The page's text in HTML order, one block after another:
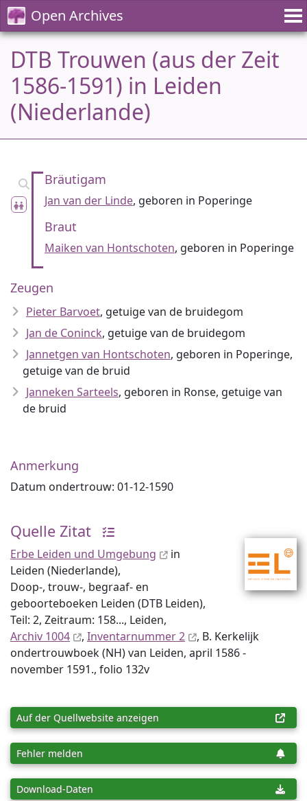
Open Archives
DTB Trouwen (aus der Zeit
1586-1591) in Leiden
(Niederlande)
Bräutigam
Jan van der Linde, geboren in Poperinge
Braut
Maiken van Hontschoten, geboren in Poperinge
Zeugen
Pieter Barvoet, getuige van de bruidegom
Jan de Coninck, getuige van de bruidegom
Jannetgen van Hontschoten, geboren in Poperinge,
getuige van de bruid
Janneken Sarteels, geboren in Ronse, getuige van
de bruid
Anmerkung
Datum ondertrouw: 01-12-1590
Quelle Zitat
Erbe Leiden und Umgebung
in
Leiden (Niederlande),
Doop-, trouw-, begraaf- en
geboorteboeken Leiden (DTB Leiden),
Teil: 2, Zeitraum: 158..., Leiden,
Archiv 1004
, Inventar­nummer 2
, B. Kerkelijk
ondertrouwboek (NH) van Leiden, april 1586 -
november 1591., folio 132v
Auf der Quellwebsite anzeigen
Fehler melden
Download-Daten